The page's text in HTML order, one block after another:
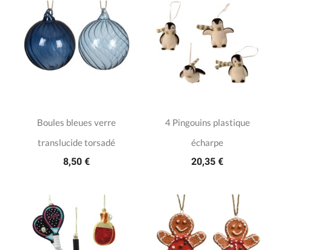
Boules bleues verre
translucide torsadé
8,50 €
4 Pingouins plastique
écharpe
20,35 €